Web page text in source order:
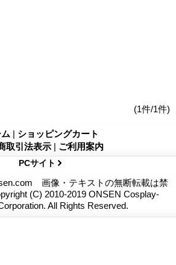
(1件/1件)
| ショッピングカート
取引法表示 | ご利用案内
PCサイト
画像・テキストの無断転載は禁
(C) 2010-2019 ONSEN Cosplay-
All Rights Reserved.